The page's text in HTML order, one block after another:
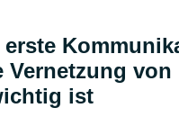
von
ist